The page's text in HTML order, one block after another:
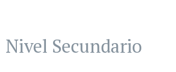
Nivel Secundario